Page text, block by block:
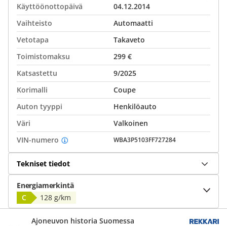
Käyttöönottopäivä
04.12.2014
Vaihteisto
Automaatti
Vetotapa
Takaveto
Toimistomaksu
299 €
Katsastettu
9/2025
Korimalli
Coupe
Auton tyyppi
Henkilöauto
Väri
Valkoinen
VIN-numero
WBA3P5103FF727284
Tekniset tiedot
Energiamerkintä
C
128 g/km
Ajoneuvon historia Suomessa